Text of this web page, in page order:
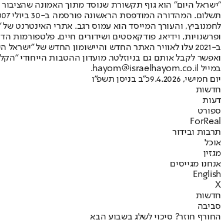
"ישראל היום" הוא גוף תקשורת שנוסד מתוך האמונה שהציבור
ופרשנויות, וידיאו, פודקאסטים ושידורים חיים. פלטפורמות
ב-2021 עלו לאוויר האתר החדש והיישומון החדש של
ואפשר לקבל אותם גם בניוזלטר. מועדון ההטבות הייחודי
במייל hayom@israelhayom.co.il.
יום חמישי, 9.4.2026
כ"ב בניסן תשפ"ו
חדשות
דעות
ספורט
ForReal
תרבות ובידור
אוכל
מגזין
אנחנו מגייסים
English
X
חדשות
סביבה
החורף חוזר? סיכוי לשלג בשבוע הבא